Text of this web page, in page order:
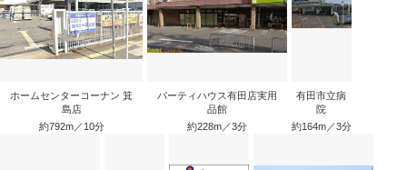
ホームセンターコーナン 箕
島店
約792m／10分
パーティハウス有田店実用
品館
約228m／3分
有田市立病
院
約164m／3分